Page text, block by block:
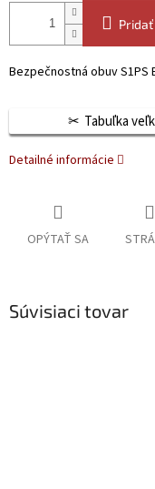
Bezpečnostná obuv S1PS
Tabuľka
Detailné informácie
OPÝTAŤ SA
Súvisiaci tovar